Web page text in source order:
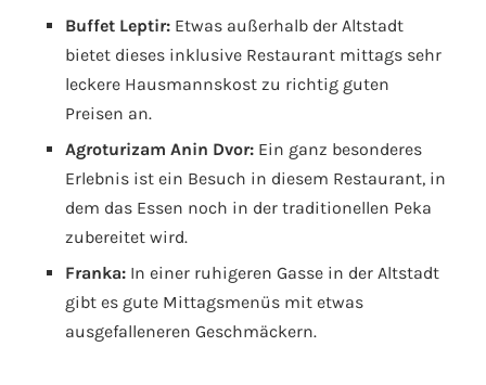
Buffet Leptir: Etwas außerhalb der Altstadt
bietet dieses inklusive Restaurant mittags sehr
leckere Hausmannskost zu richtig guten
Preisen an.
Agroturizam Anin Dvor: Ein ganz besonderes
Erlebnis ist ein Besuch in diesem Restaurant, in
dem das Essen noch in der traditionellen Peka
zubereitet wird.
Franka: In einer ruhigeren Gasse in der Altstadt
gibt es gute Mittagsmenüs mit etwas
ausgefalleneren Geschmäckern.